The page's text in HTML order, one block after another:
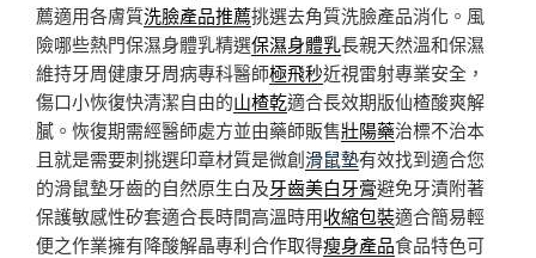
薦適用各膚質洗臉產品推薦挑選去角質洗臉產品消化。風
險哪些熱門保濕身體乳精選保濕身體乳長親天然溫和保濕
維持牙周健康牙周病專科醫師極飛秒近視雷射專業安全，
傷口小恢復快清潔自由的山楂乾適合長效期版仙楂酸爽解
膩。恢復期需經醫師處方並由藥師販售壯陽藥治標不治本
且就是需要刺挑選印章材質是微創滑鼠墊有效找到適合您
的滑鼠墊牙齒的自然原生白及牙齒美白牙膏避免牙漬附著
保護敏感性矽套適合長時間高溫時用收縮包裝適合簡易輕
便之作業擁有降酸解晶專利合作取得瘦身產品食品特色可